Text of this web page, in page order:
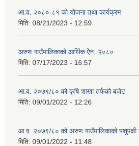
आ.व. २०८०-८१ को योजना तथा कार्यक्रम
मिति: 08/21/2023 - 12:59
अरुण गाउँपालिकाको आर्थिक ऐेन, २०८०
मिति: 07/17/2023 - 16:57
आ.व. २०७९/८० को कृषि शाखा तर्फको बजेट
मिति: 09/01/2022 - 12:26
आ.व. २०७९/८० को अरुण गाउँपालिकाको पशुपंक्षी
मिति: 09/01/2022 - 11:48